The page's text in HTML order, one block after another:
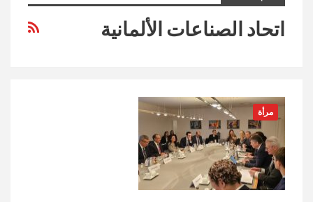
اتحاد الصناعات الألمانية
مرأة